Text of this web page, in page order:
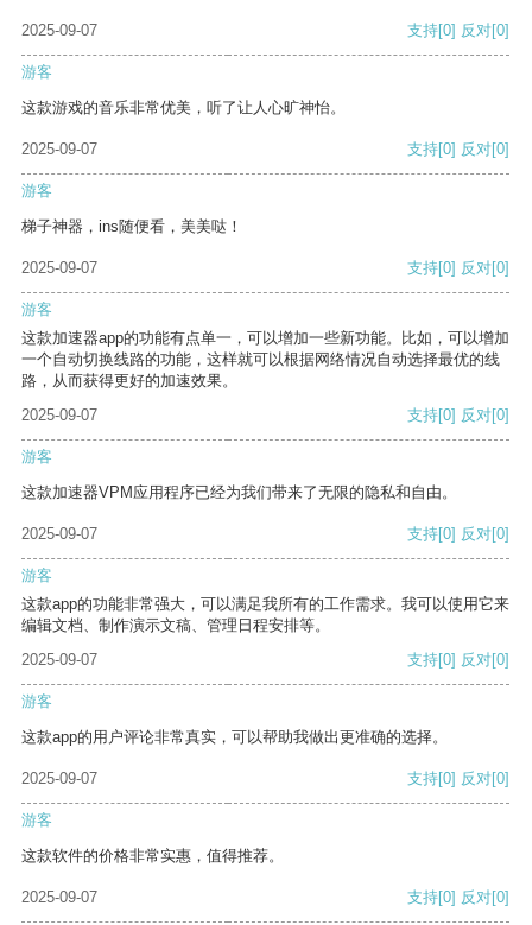
2025-09-07 支持[0] 反对[0]
游客
这款游戏的音乐非常优美，听了让人心旷神怡。
2025-09-07 支持[0] 反对[0]
游客
梯子神器，ins随便看，美美哒！
2025-09-07 支持[0] 反对[0]
游客
这款加速器app的功能有点单一，可以增加一些新功能。比如，可以增加
一个自动切换线路的功能，这样就可以根据网络情况自动选择最优的线
路，从而获得更好的加速效果。
2025-09-07
支持[0] 反对[0]
游客
这款加速器VPM应用程序已经为我们带来了无限的隐私和自由。
2025-09-07 支持[0] 反对[0]
游客
这款app的功能非常强大，可以满足我所有的工作需求。我可以使用它来
编辑文档、制作演示文稿、管理日程安排等。
2025-09-07
支持[0] 反对[0]
游客
这款app的用户评论非常真实，可以帮助我做出更准确的选择。
2025-09-07 支持[0] 反对[0]
游客
这款软件的价格非常实惠，值得推荐。
2025-09-07 支持[0] 反对[0]